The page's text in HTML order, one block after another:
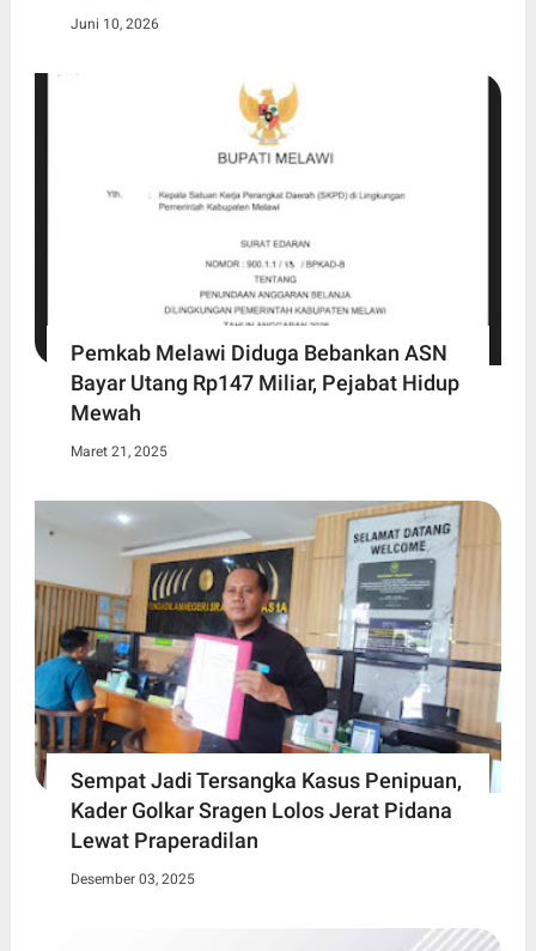
Juni 10, 2026
Pemkab Melawi Diduga Bebankan ASN
Bayar Utang Rp147 Miliar, Pejabat Hidup
Mewah
Maret 21, 2025
Sempat Jadi Tersangka Kasus Penipuan,
Kader Golkar Sragen Lolos Jerat Pidana
Lewat Praperadilan
Desember 03, 2025